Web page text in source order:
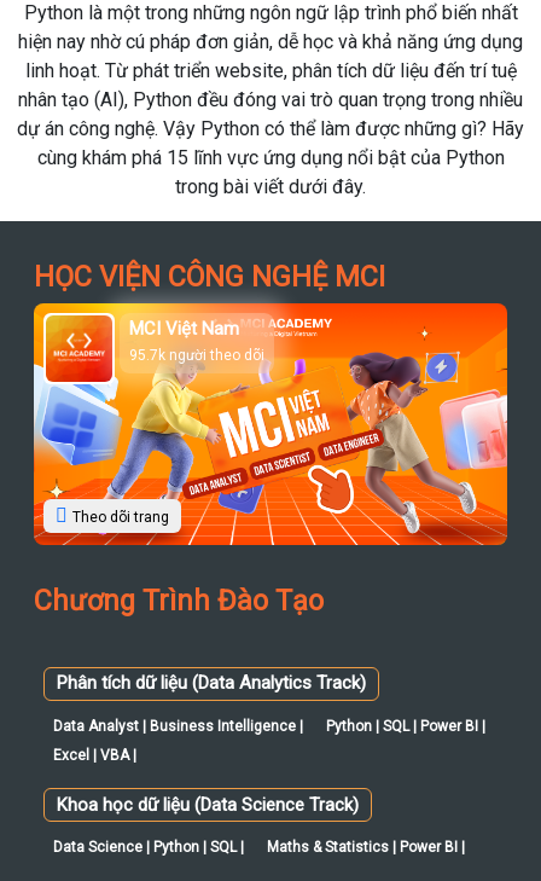
Python là một trong những ngôn ngữ lập trình phổ biến nhất
hiện nay nhờ cú pháp đơn giản, dễ học và khả năng ứng dụng
linh hoạt. Từ phát triển website, phân tích dữ liệu đến trí tuệ
nhân tạo (AI), Python đều đóng vai trò quan trọng trong nhiều
dự án công nghệ. Vậy Python có thể làm được những gì? Hãy
cùng khám phá 15 lĩnh vực ứng dụng nổi bật của Python
trong bài viết dưới đây.
HỌC VIỆN CÔNG NGHỆ MCI
MCI Việt Nam
95.7k người theo dõi
Theo dõi trang
Chương Trình Đào Tạo
Phân tích dữ liệu (Data Analytics Track)
Data Analyst | Business Intelligence |
Python | SQL | Power BI |
Excel | VBA |
Khoa học dữ liệu (Data Science Track)
Data Science | Python | SQL | Maths & Statistics | Power BI |